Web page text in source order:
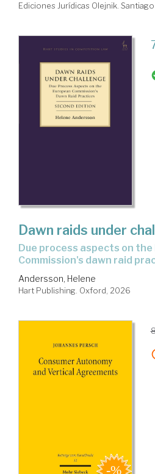
Ediciones Jurídicas Olejnik.
Dawn raids under
due process aspects on the European
Commission's dawn raid
Andersson, Helene
Hart Publishing. Oxford, 2026